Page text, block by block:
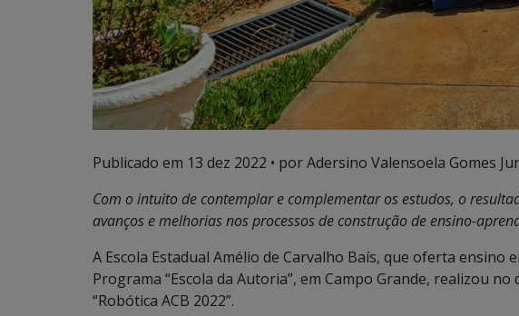
Publicado em 13 dez 2022 • por Adersino Valensoela Gomes
Com o intuito de contemplar e complementar os estudos, o
avanços e melhorias nos processos de construção de ensino-
A Escola Estadual Amélio de Carvalho Baís, que oferta
Programa “Escola da Autoria”, em Campo Grande, realizou
“Robótica ACB 2022”.